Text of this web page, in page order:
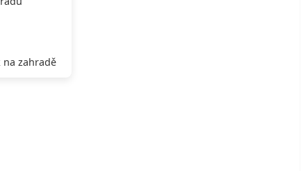
na zahradě